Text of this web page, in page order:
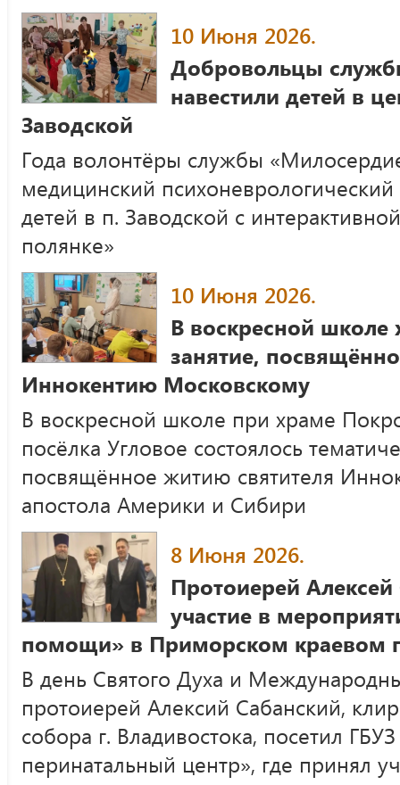
10 Июня 2026.
Добровольцы
навестили детей в
Заводской
Года волонтёры службы
медицинский
детей в п. Заводской с
полянке»
10 Июня 2026.
В воскресной
занятие,
Иннокентию Московскому
В воскресной школе при храме
посёлка Угловое состоялось
посвящённое житию святителя
апостола Америки и Сибири
8 Июня 2026.
Протоиерей
участие в
помощи» в Приморском краевом
В день Святого Духа и
протоиерей Алексий Сабанский,
собора г. Владивостока, посетил
перинатальный центр», где принял